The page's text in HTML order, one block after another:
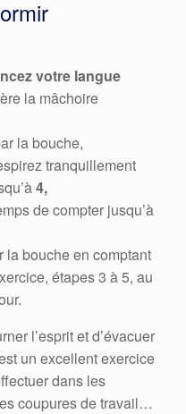
votre langue
la mâchoire
la bouche,
tranquillement
4,
de compter jusqu’à
la bouche en comptant
étapes 3 à 5, au
l’esprit et d’évacuer
un excellent exercice
dans les
coupures de travail…